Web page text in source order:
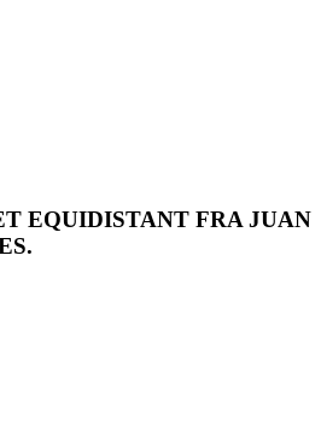
EQUIDISTANT FRA JUAN